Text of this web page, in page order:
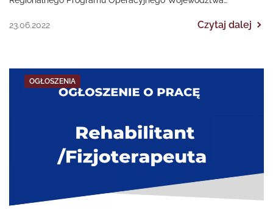
23.06.2022
Czytaj dalej
OGŁOSZENIA